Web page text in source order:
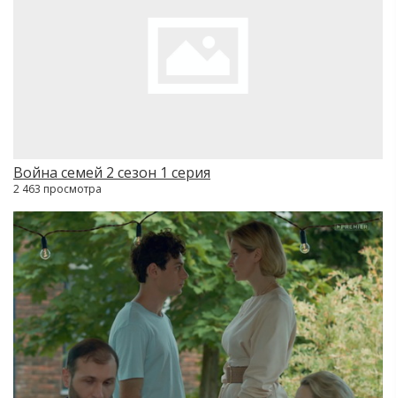
Война семей 2 сезон 1 серия
2 463 просмотра